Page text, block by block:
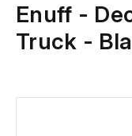
Enuff -
Truck -